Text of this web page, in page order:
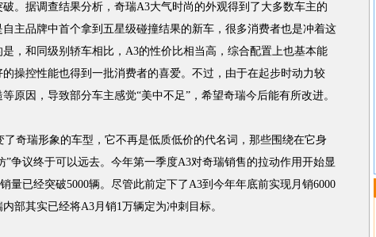
。据调查结果分析，奇瑞A3大气时尚的外观得到了大多数车主的
主品牌中首个拿到五星级碰撞结果的新车，很多消费者也是冲着这
，和同级别轿车相比，A3的性价比相当高，综合配置上也基本能
操控性能也得到一批消费者的喜爱。不过，由于在起步时动力较
原因，导致部分车主感觉“美中不足”，希望奇瑞今后能有所改进。
瑞形象的车型，它不再是低质低价的代名词，那些围绕在它身
”争议终于可以远去。今年第一季度A3对奇瑞销售的拉动作用开始显
量已经突破5000辆。尽管此前定下了A3到今年年底前实现月销6000
部其实已经将A3月销1万辆定为冲刺目标。